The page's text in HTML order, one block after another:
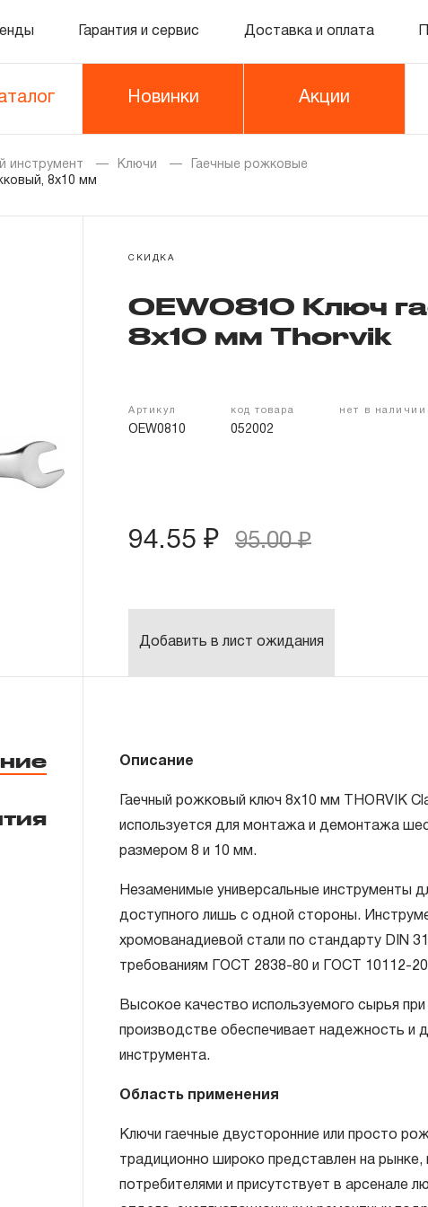
Гарантия и сервис Доставка и оплата
Новинки Акции
инструмент Ключи
Гаечные рожковые
8x10 мм
СКИДКА
OEW0810 Ключ
8x10 мм Thorvik
Артикул
OEW0810
код товара
052002
нет в наличии
94.55 ₽ 95.00 ₽
Добавить в лист ожидания
Описание
Гаечный рожковый ключ 8х10 мм THORVIK
используется для монтажа и демонтажа
размером 8 и 10 мм.
Незаменимые универсальные инструменты
доступного лишь с одной стороны.
хромованадиевой стали по стандарту DIN
требованиям ГОСТ 2838-80 и ГОСТ 10112-
Высокое качество используемого сырья при
производстве обеспечивает надежность и
инструмента.
Область применения
Ключи гаечные двусторонние или просто
традиционно широко представлен на рынке,
потребителями и присутствует в арсенале
ГАРАНТИЙНЫЕ ОБЯЗАТЕЛЬСТВА.
Понятие «ПОЖИЗНЕННАЯ ГАРАНТИЯ».
1.1 Понятие «ПОЖИЗНЕННАЯ ГАРАНТИЯ»
неограниченного срока поддержания
ремонт вышедшего из строя инструмента,
технической экспертизы было установлено,
использовал при изготовлении изделия
нарушал технологию в процессе его
соблюдения покупателем (потребителем)
обслуживания, транспортировки и хранения,
слесарно-монтажного инструмента.